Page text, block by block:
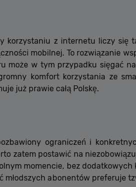
z internetu liczy się
mobilnej. To rozwiązanie
może w tym przypadku sięgać
komfort korzystania ze
już prawie całą Polskę.
ograniczeń i
zatem postawić na
momencie, bez dodatkowych
abonentów preferuje